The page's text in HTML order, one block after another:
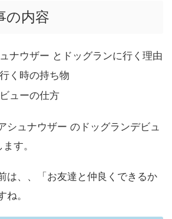
の内容
ナウザー とドッグランに行く理由
く時の持ち物
ューの仕方
シュナウザー のドッグランデビュ
す。
は、、「お友達と仲良くできるか
ね。